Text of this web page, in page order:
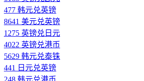
477 韩元兑英镑
8641 美元兑英镑
1275 英镑兑日元
4022 英镑兑港币
5629 韩元兑泰铢
441 日元兑英镑